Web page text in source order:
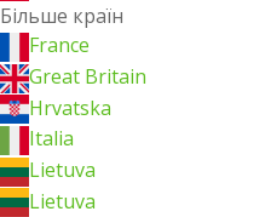
Більше країн
France
Great Britain
Hrvatska
Italia
Lietuva
Lietuva